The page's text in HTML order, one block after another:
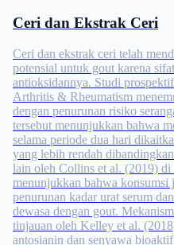
Ceri dan Ekstrak Ceri
Ceri dan ekstrak ceri telah
potensial untuk gout karena
antioksidannya. Studi
Arthritis & Rheumatism
dengan penurunan risiko
tersebut menunjukkan bahwa
selama periode dua hari
yang lebih rendah
lain oleh Collins et al. (2019)
menunjukkan bahwa konsumsi
penurunan kadar urat serum
dewasa dengan gout.
tinjauan oleh Kelley et al.
antosianin dan senyawa